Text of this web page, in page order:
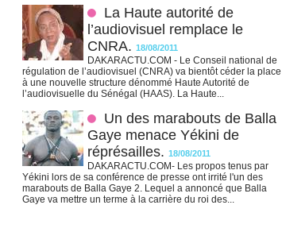
La Haute autorité de
l’audiovisuel remplace le
CNRA. 18/08/2011
DAKARACTU.COM - Le Conseil national de
régulation de l’audiovisuel (CNRA) va bientôt céder la place
à une nouvelle structure dénommé Haute Autorité de
l’audiovisuelle du Sénégal (HAAS). La Haute...
Un des marabouts de Balla
Gaye menace Yékini de
réprésailles. 18/08/2011
DAKARACTU.COM- Les propos tenus par
Yékini lors de sa conférence de presse ont irrité l'un des
marabouts de Balla Gaye 2. Lequel a annoncé que Balla
Gaye va mettre un terme à la carrière du roi des...